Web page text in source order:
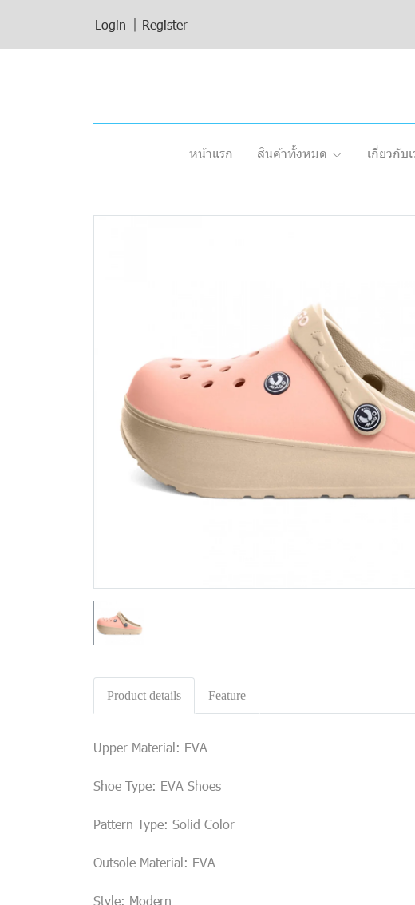
Login Register
หน้าแรก สินค้าทั้งหมด เกี่ยวกับเ
Product details Feature
Upper Material: EVA
Shoe Type: EVA Shoes
Pattern Type: Solid Color
Outsole Material: EVA
Style: Modern